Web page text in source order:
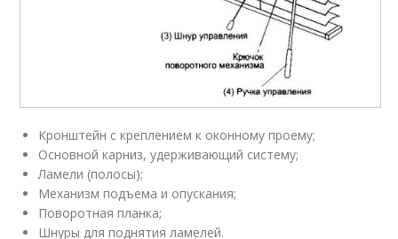
Кронштейн с креплением к оконному проему;
Основной карниз, удерживающий систему;
Ламели (полосы);
Механизм подъема и опускания;
Поворотная планка;
Шнуры для поднятия ламелей.